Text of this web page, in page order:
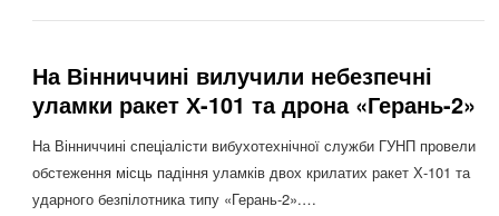
На Вінниччині вилучили небезпечні
уламки ракет Х-101 та дрона «Герань-2»
На Вінниччині спеціалісти вибухотехнічної служби ГУНП провели
обстеження місць падіння уламків двох крилатих ракет Х-101 та
ударного безпілотника типу «Герань-2».…